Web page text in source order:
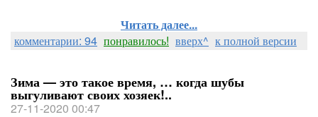
Читать далее...
комментарии: 94 понравилось! вверх^ к полной версии
Зима — это такое время, … когда шубы
выгуливают своих хозяек!..
27-11-2020 00:47